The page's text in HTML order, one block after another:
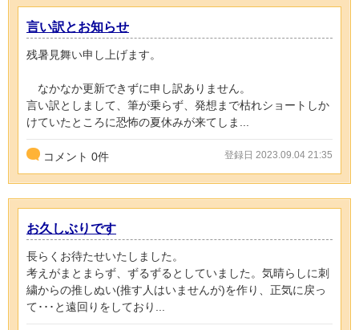
言い訳とお知らせ
残暑見舞い申し上げます。
なかなか更新できずに申し訳ありません。
言い訳としまして、筆が乗らず、発想まで枯れショートしか
けていたところに恐怖の夏休みが来てしま...
コメント 0件 登録日 2023.09.04 21:35
お久しぶりです
長らくお待たせいたしました。
考えがまとまらず、ずるずるとしていました。気晴らしに刺
繍からの推しぬい(推す人はいませんが)を作り、正気に戻っ
て･･･と遠回りをしており...